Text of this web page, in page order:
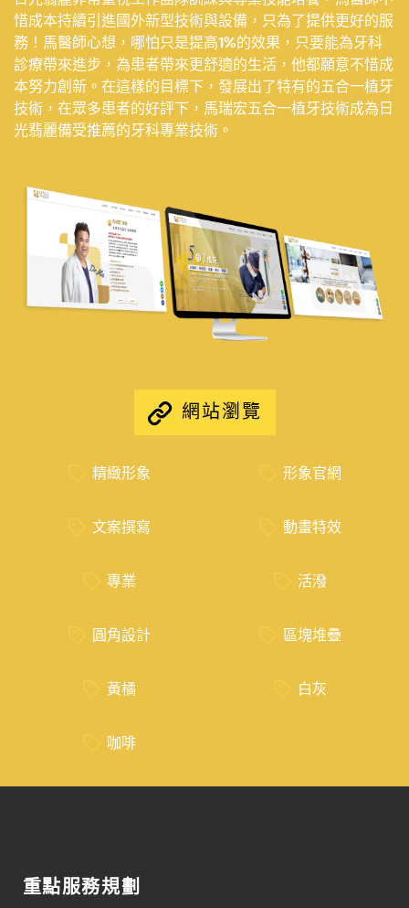
惜成本持續引進國外新型技術與設備，只為了提供更好的服
務！馬醫師心想，哪怕只是提高1%的效果，只要能為牙科
診療帶來進步，為患者帶來更舒適的生活，他都願意不惜成
本努力創新。在這樣的目標下，發展出了特有的五合一植牙
技術，在眾多患者的好評下，馬瑞宏五合一植牙技術成為日
光翡麗備受推薦的牙科專業技術。
網站瀏覽
精緻形象 形象官網
文案撰寫 動畫特效
專業 活潑
圓角設計 區塊堆疊
黃橘 白灰
咖啡
重點服務規劃